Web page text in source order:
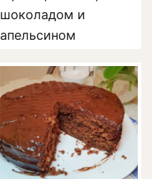
шоколадом и
апельсином